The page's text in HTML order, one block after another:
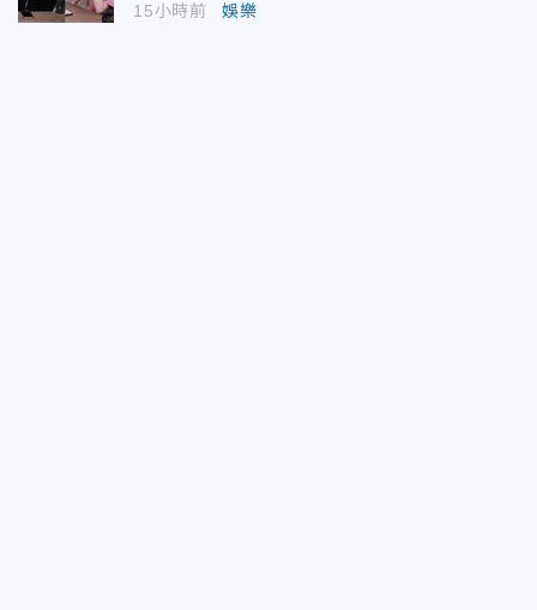
15小時前 娛樂